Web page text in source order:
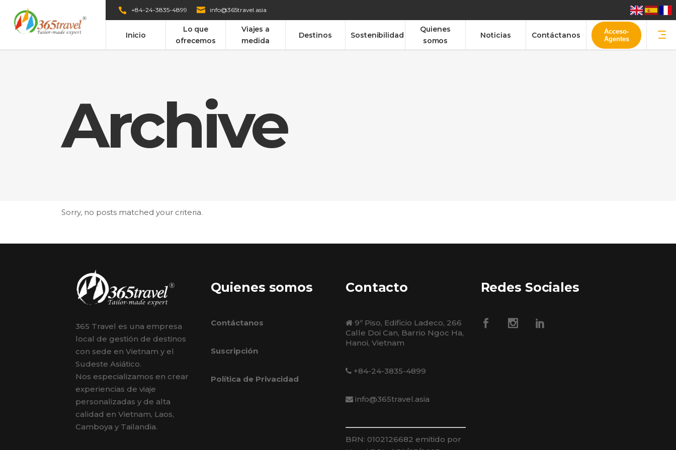
+84-24-3835-4899 info@365travel.asia
Inicio
Lo que
ofrecemos
Viajes a
medida
Destinos Sostenibilidad
Quienes
somos
Noticias Contáctanos
Acceso-
Agentes
Archive
Sorry, no posts matched your criteria.
365 Travel es una empresa
local de gestión de destinos
con sede en Vietnam y el
Sudeste Asiático.
Nos especializamos en crear
experiencias de viaje
personalizadas y de alta
calidad en Vietnam, Laos,
Camboya y Tailandia.
Quienes somos
Contáctanos
Suscripción
Política de Privacidad
Contacto
9º Piso, Edificio Ladeco, 266
Calle Doi Can, Barrio Ngoc Ha,
Hanoi, Vietnam
+84-24-3835-4899
info@365travel.asia
BRN: 0102126682 emitido por
Redes Sociales